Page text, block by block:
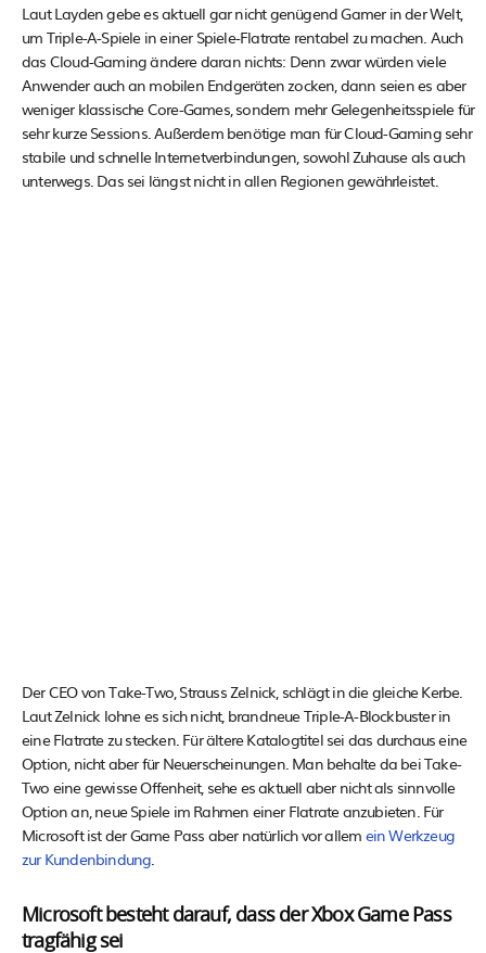
Laut Layden gebe es aktuell gar nicht genügend Gamer in der Welt,
um Triple-A-Spiele in einer Spiele-Flatrate rentabel zu machen. Auch
das Cloud-Gaming ändere daran nichts: Denn zwar würden viele
Anwender auch an mobilen Endgeräten zocken, dann seien es aber
weniger klassische Core-Games, sondern mehr Gelegenheitsspiele für
sehr kurze Sessions. Außerdem benötige man für Cloud-Gaming sehr
stabile und schnelle Internetverbindungen, sowohl Zuhause als auch
unterwegs. Das sei längst nicht in allen Regionen gewährleistet.
Der CEO von Take-Two, Strauss Zelnick, schlägt in die gleiche Kerbe.
Laut Zelnick lohne es sich nicht, brandneue Triple-A-Blockbuster in
eine Flatrate zu stecken. Für ältere Katalogtitel sei das durchaus eine
Option, nicht aber für Neuerscheinungen. Man behalte da bei Take-
Two eine gewisse Offenheit, sehe es aktuell aber nicht als sinnvolle
Option an, neue Spiele im Rahmen einer Flatrate anzubieten. Für
Microsoft ist der Game Pass aber natürlich vor allem ein Werkzeug
zur Kundenbindung
Microsoft besteht darauf, dass der Xbox Game Pass
tragfähig sei